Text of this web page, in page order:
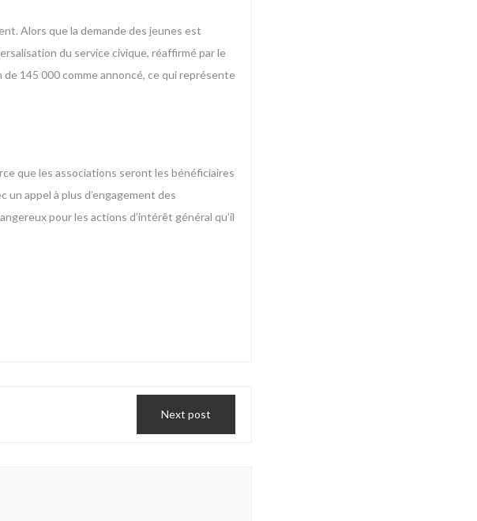
Alors que la demande des jeunes est
du service civique, réaffirmé par le
145 000 comme annoncé, ce qui représente
que les associations seront les bénéficiaires
appel à plus d’engagement des
pour les actions d’intérêt général qu’il
Next post